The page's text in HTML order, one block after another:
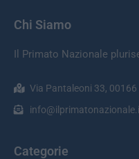
Chi Siamo
Il Primato Nazionale
Via Pantaleoni 33, 00166
Categorie